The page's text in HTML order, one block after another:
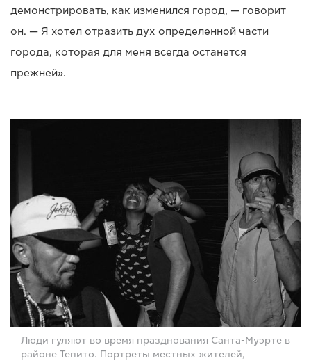
демонстрировать, как изменился город, — говорит
он. — Я хотел отразить дух определенной части
города, которая для меня всегда останется
прежней».
Люди гуляют во время празднования Санта-Муэрте в
районе Тепито. Портреты местных жителей,